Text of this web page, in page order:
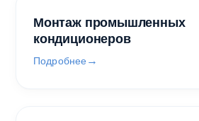
Монтаж промышленных
кондиционеров
Подробнее